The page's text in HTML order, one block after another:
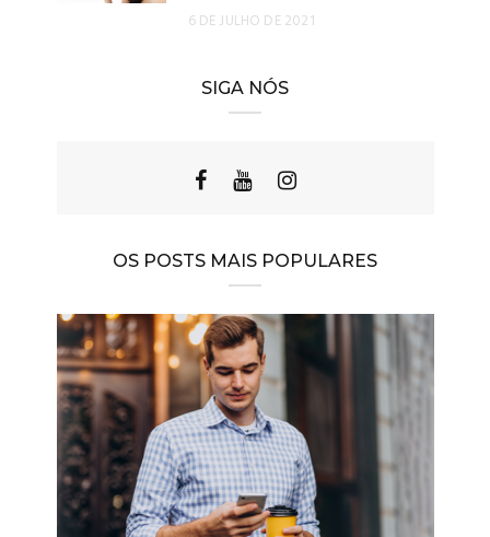
6 DE JULHO DE 2021
SIGA NÓS
OS POSTS MAIS POPULARES